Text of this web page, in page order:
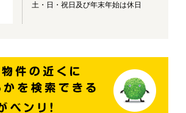
土・日・祝日及び年末年始は休日